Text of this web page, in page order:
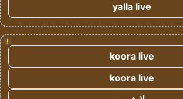
yalla live
!
koora live
koora live